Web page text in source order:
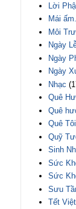
Lời
Mái ấm.
Môi
Ngày
Ngày
Ngày
Nhạc
Quê
Quê
Quê
Quỹ
Sinh
Sức
Sức
Sưu
Tết